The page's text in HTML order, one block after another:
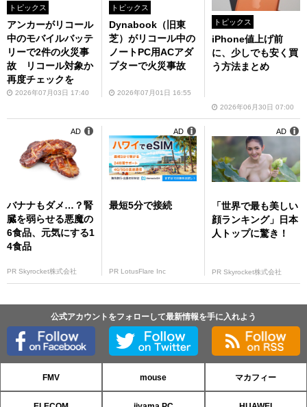
トピックス
アンカーがリコール
中のモバイルバッテ
リーで2件の火災事
故 リコール対象か
再度チェックを
2026年07月03日 17:40
トピックス
Dynabook（旧東
芝）がリコール中の
ノートPC用ACアダ
プターで火災事故
2026年07月01日 16:55
トピックス
iPhone値上げ前
に、少しでも安く買
う方法まとめ
2026年06月30日 07:00
バナナもダメ…？腎
臓を弱らせる悪魔の
6食品、元気にする1
4食品
PR Skyrocket株式会社
AD
最短5分で接続
PR LotusFlare Inc
AD
「世界で最も美しい
顔ランキング」日本
人トップに驚き！
PR Skyrocket株式会社
AD
公式アカウントをフォローして最新情報を手に入れよう
FMV mouse マカフィー